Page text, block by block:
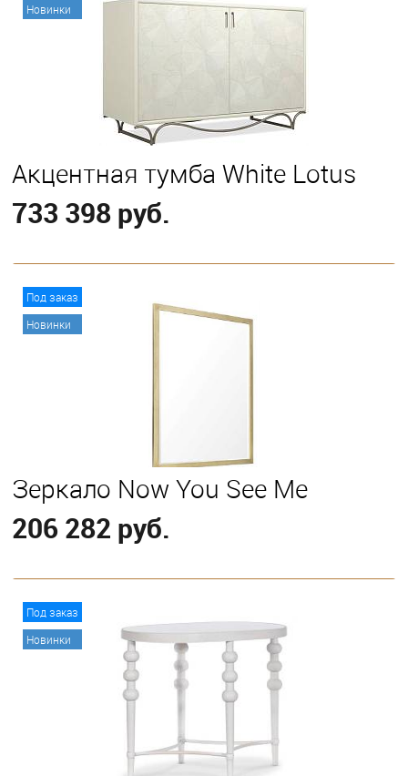
Новинки
Акцентная тумба White Lotus
733 398 руб.
Под заказ
Новинки
Зеркало Now You See Me
206 282 руб.
Под заказ
Новинки